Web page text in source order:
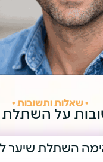
• שאלות ותשובות •
על השתלת
השתלת שיער